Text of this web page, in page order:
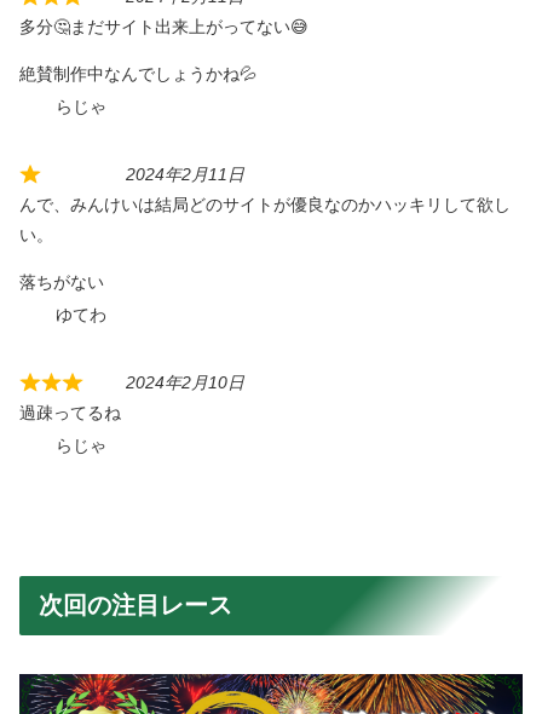
多分🤔まだサイト出来上がってない😅
絶賛制作中なんでしょうかね💦
らじゃ
2024年2月11日
んで、みんけいは結局どのサイトが優良なのかハッキリして欲し
い。
落ちがない
ゆてわ
2024年2月10日
過疎ってるね
らじゃ
次回の注目レース